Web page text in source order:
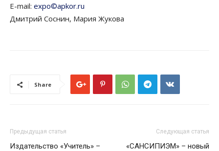
E-mail: expo©apkor.ru
Дмитрий Соснин, Мария Жукова
Share
Предыдущая статья
Издательство «Учитель» –
Следующая статья
«САНСИПИЭМ» – новый